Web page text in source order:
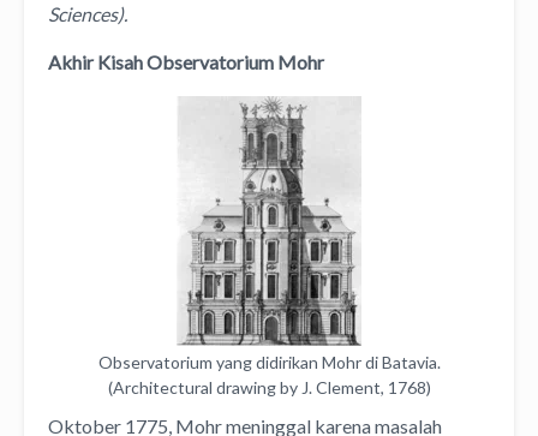
Sciences).
Akhir Kisah Observatorium Mohr
Observatorium yang didirikan Mohr di Batavia.
(Architectural drawing by J. Clement, 1768)
Oktober 1775, Mohr meninggal karena masalah